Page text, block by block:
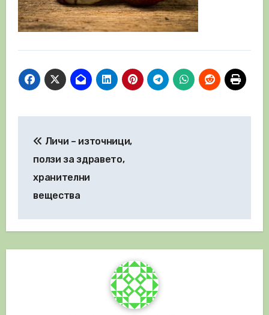
Личи – източници,
ползи за здравето,
хранителни
вещества